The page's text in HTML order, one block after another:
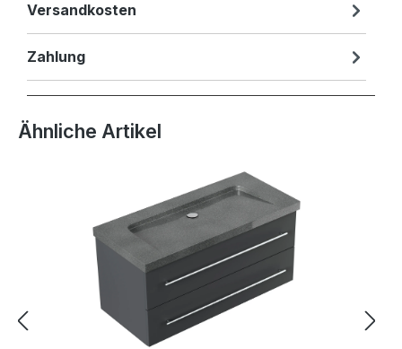
Versandkosten
Zahlung
Produktgalerie überspringen
Ähnliche Artikel